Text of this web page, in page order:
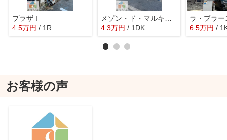
プラザⅠ
4.5万円 / 1R
4.3万円 / 1DK
ラ・プラー
6.5万円 /
お客様の声